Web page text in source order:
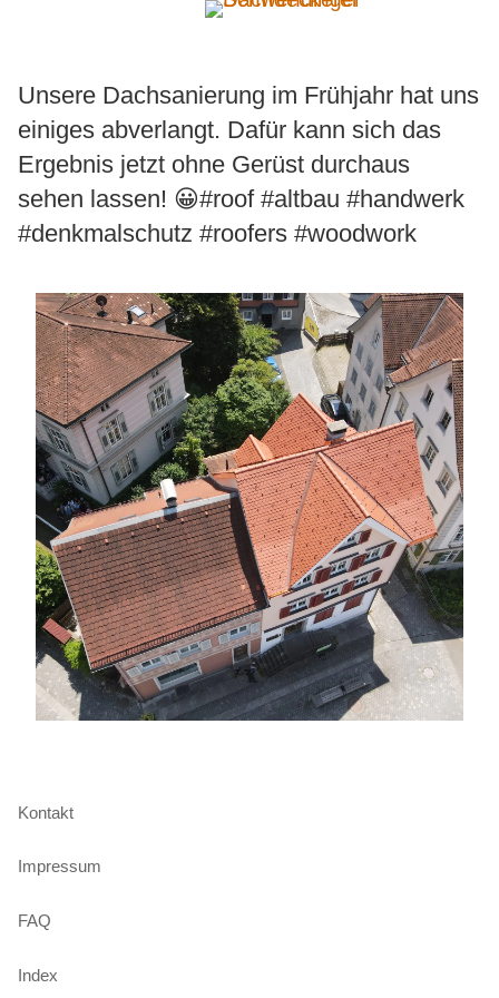
Wir
Angebot
Referenzen
FAQ
Index A-Z
Musterprojekt
Kundenstimmen
Stellenbewerbung
Unsere Dachsanierung im Frühjahr hat uns
einiges abverlangt. Dafür kann sich das
Ergebnis jetzt ohne Gerüst durchaus
sehen lassen! 😀#roof #altbau #handwerk
#denkmalschutz #roofers #woodwork
Kontakt
Impressum
FAQ
Index